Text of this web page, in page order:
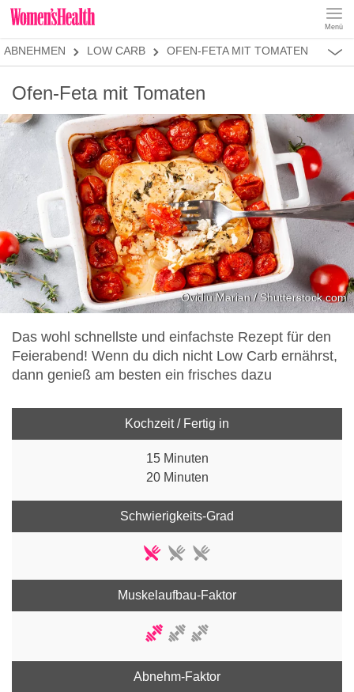
Menü
REZEPTE
ABNEHMEN LOW CARB OFEN-FETA MIT TOMATEN
LOW FAT
KALORIENARM
SALATE
Ofen-Feta mit Tomaten
Ovidiu Marian / Shutterstock.com
Das wohl schnellste und einfachste Rezept für den
Feierabend! Wenn du dich nicht Low Carb ernährst,
dann genieß am besten ein frisches dazu
Kochzeit / Fertig in
15 Minuten
20 Minuten
Schwierigkeits-Grad
Muskelaufbau-Faktor
Abnehm-Faktor